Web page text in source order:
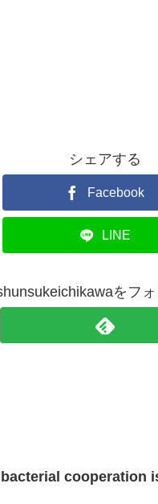
シェアする
Facebook
LINE
をフ
cooperation